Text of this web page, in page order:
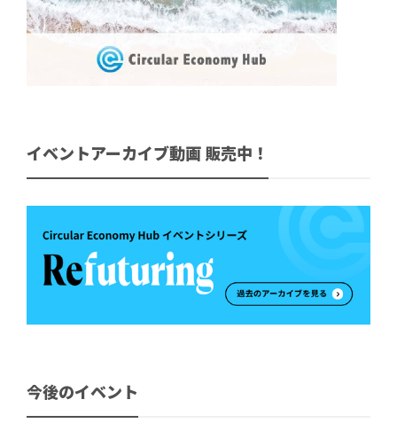
イベントアーカイブ動画 販売中！
今後のイベント